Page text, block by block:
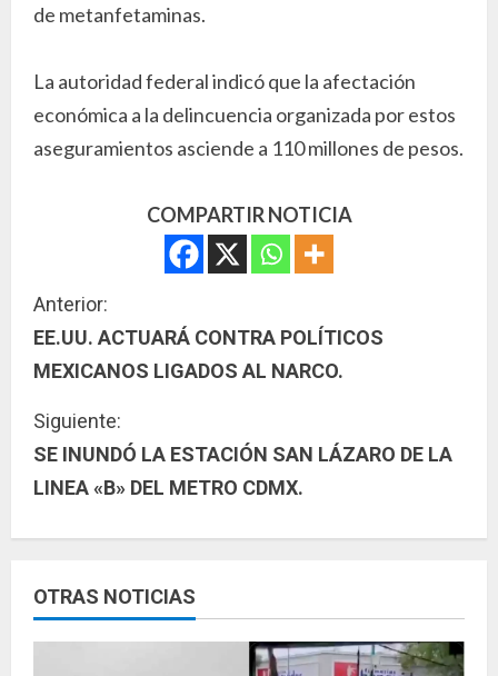
de metanfetaminas.
La autoridad federal indicó que la afectación
económica a la delincuencia organizada por estos
aseguramientos asciende a 110 millones de pesos.
COMPARTIR NOTICIA
S
i
u
e
l
e
y
Anterior:
EE.UU. ACTUARÁ CONTRA POLÍTICOS
MEXICANOS LIGADOS AL NARCO.
Siguiente:
SE INUNDÓ LA ESTACIÓN SAN LÁZARO DE LA
LINEA «B» DEL METRO CDMX.
OTRAS NOTICIAS